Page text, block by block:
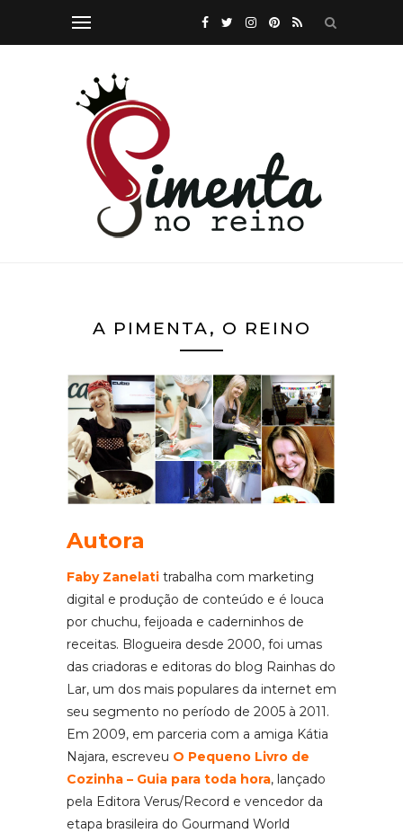
A PIMENTA, O REINO
Autora
Faby Zanelati trabalha com marketing
digital e produção de conteúdo e é louca
por chuchu, feijoada e caderninhos de
receitas. Blogueira desde 2000, foi umas
das criadoras e editoras do blog Rainhas do
Lar, um dos mais populares da internet em
seu segmento no período de 2005 à 2011.
Em 2009, em parceria com a amiga Kátia
Najara, escreveu O Pequeno Livro de
Cozinha – Guia para toda hora, lançado
pela Editora Verus/Record e vencedor da
etapa brasileira do Gourmand World